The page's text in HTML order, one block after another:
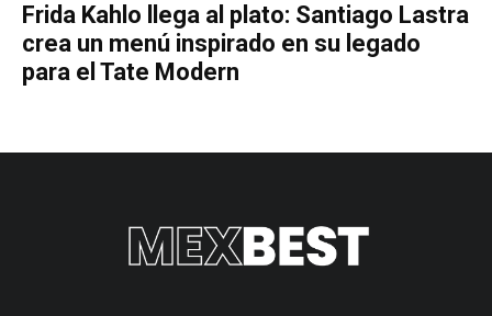
Frida Kahlo llega al plato: Santiago Lastra
crea un menú inspirado en su legado
para el Tate Modern